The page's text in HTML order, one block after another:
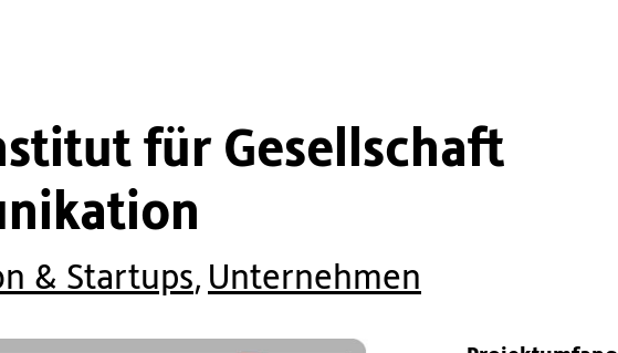
für Gesellschaft
& Startups, Unternehmen